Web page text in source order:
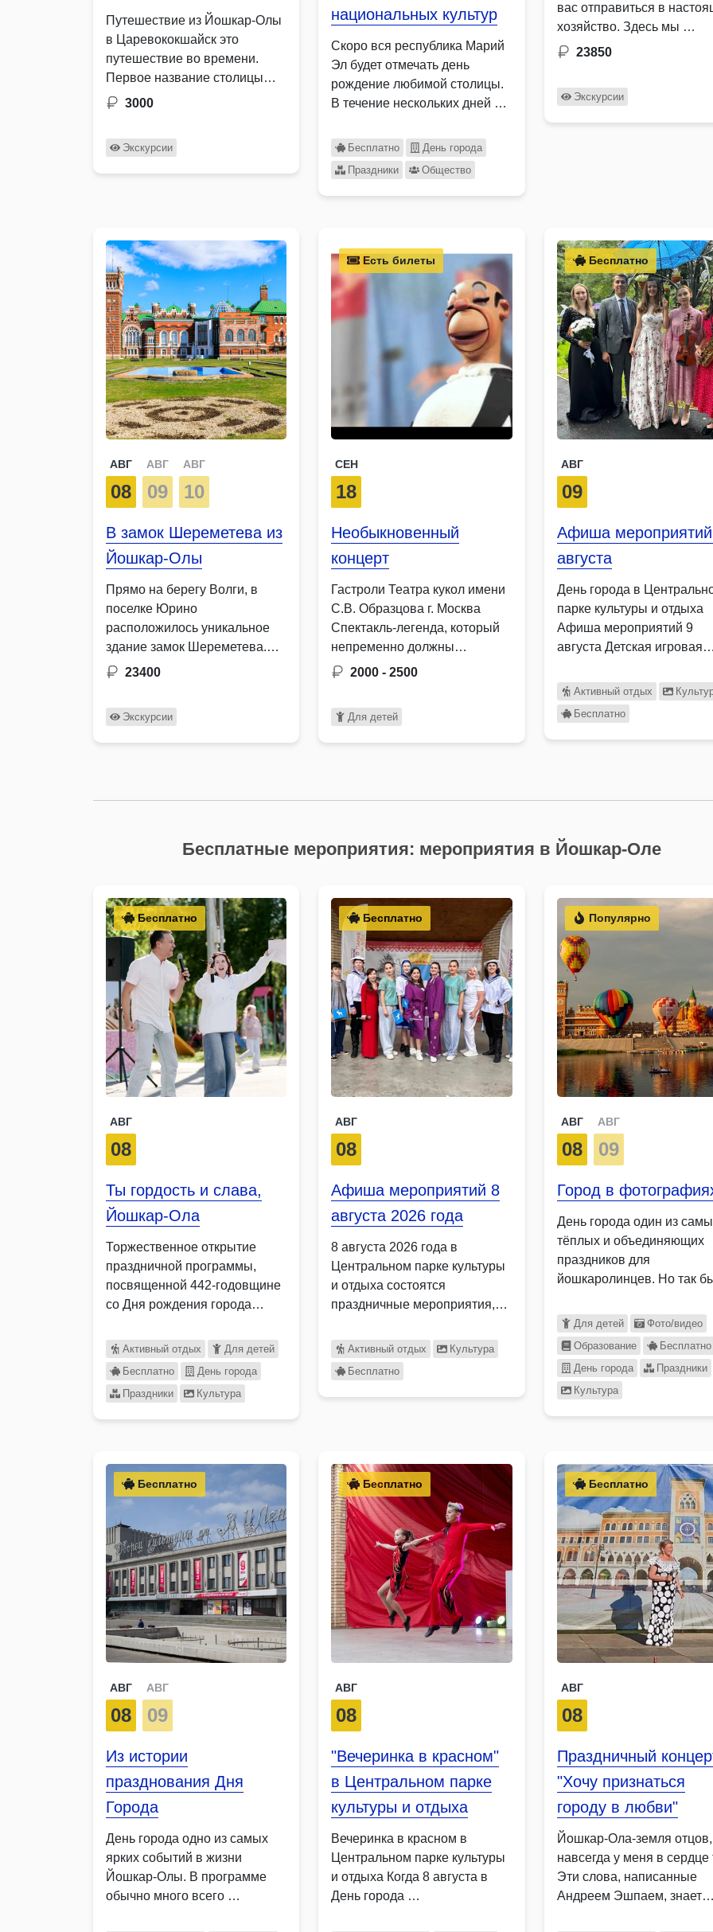
Путешествие из Йошкар-Олы
в Царевококшайск это
путешествие во времени.
Первое название столицы
марийского края Царев град
3000
Экскурсии
национальных культур
Скоро вся республика Марий
Эл будет отмечать день
рождение любимой столицы.
В течение нескольких дней …
Бесплатно
День города
Праздники
Общество
вас отправиться в
хозяйство. Здесь мы …
23850
Экскурсии
АВГ
08
АВГ
09
АВГ
10
В замок Шереметева из
Йошкар-Олы
Прямо на берегу Волги, в
поселке Юрино
расположилось уникальное
здание замок Шереметева.
Смешавшиеся стили
архитектуры …
23400
Экскурсии
Есть билеты
СЕН
18
Необыкновенный
концерт
Гастроли Театра кукол имени
С.В. Образцова г. Москва
Спектакль-легенда, который
непременно должны
посмотреть все без …
2000 - 2500
Для детей
Бесплатно
АВГ
09
Афиша
августа
День города в
парке культуры и отдыха
Афиша мероприятий 9
августа Детская игровая
Активный отдых
Бесплатно
Бесплатные мероприятия: мероприятия в Йошкар-Оле
Бесплатно
АВГ
08
Ты гордость и слава,
Йошкар-Ола
Торжественное открытие
праздничной программы,
посвященной 442-годовщине
со Дня рождения города
подготовил для горожан …
Активный отдых
Для детей
Бесплатно
День города
Праздники
Культура
Бесплатно
АВГ
08
Афиша мероприятий 8
августа 2026 года
8 августа 2026 года в
Центральном парке культуры
и отдыха состоятся
праздничные мероприятия,
Активный отдых
Культура
Бесплатно
Популярно
АВГ
08
АВГ
09
Город в
День города один из
тёплых и объединяющих
праздников для
йошкаролинцев. Но так
Для детей
Фото/видео
Образование
Бесплатно
День города
Праздники
Культура
Бесплатно
АВГ
08
АВГ
09
Из истории
празднования Дня
Города
День города одно из самых
ярких событий в жизни
Йошкар-Олы. В программе
обычно много всего …
Бесплатно
АВГ
08
"Вечеринка в красном"
в Центральном парке
культуры и отдыха
Вечеринка в красном в
Центральном парке культуры
и отдыха Когда 8 августа в
День города …
Бесплатно
АВГ
08
Праздничный
"Хочу признаться
городу в любви"
Йошкар-Ола-земля отцов,
навсегда у меня в сердце
Эти слова, написанные
Андреем Эшпаем, знает